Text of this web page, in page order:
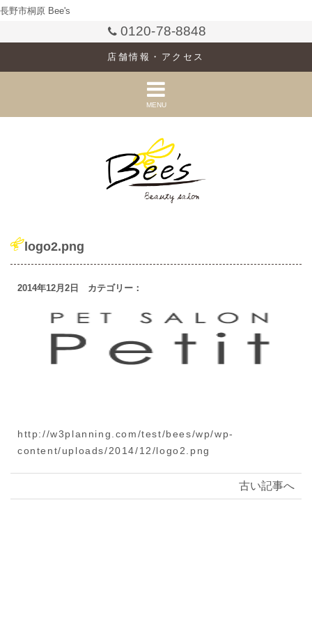
長野市桐原 Bee's
0120-78-8848
店舗情報・アクセス
MENU
logo2.png
2014年12月2日 カテゴリー：
http://w3planning.com/test/bees/wp/wp-
content/uploads/2014/12/logo2.png
古い記事へ